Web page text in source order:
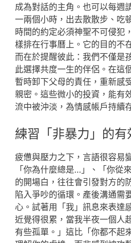
成為對話的主角。也可以每週
一兩個小時，出去散散步、吃
時間的約定必須神聖不可侵犯
樣排在行事曆上。它的目的不
而在於提醒彼此：我們不僅是
此選擇共度一生的伴侶。在這
暫時卸下父母的責任，重新感
親密。這些微小的投資，能有
流中被沖淡，為情感帳戶持續
練習「非暴力」的有
疲憊與壓力之下，言語很容易
「你為什麼總是…」、「你從
的開場白，往往會引發對方的
陷入爭吵的循環。產後溝通需
心。試著用「我」訊息來表達
近覺得很累，當我半夜一個人
有些孤單。」這比「你都不起